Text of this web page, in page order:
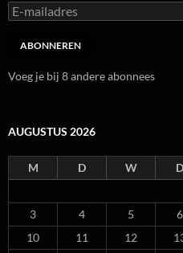
E-
mailadres
ABONNEREN
Voeg je bij 8 andere abonnees
AUGUSTUS 2026
M D W D
3
4 5 6
10
11 12